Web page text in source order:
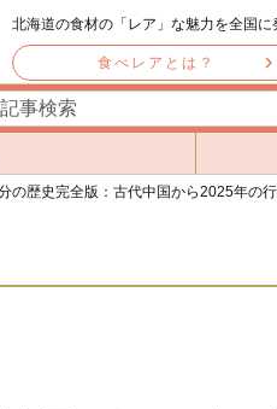
北海道の食材の「レア」な魅力を全国に
食べレアとは？
の歴史完全版：古代中国から2025年の